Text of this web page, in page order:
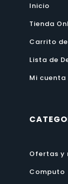
Inicio
Tienda
Carrito
Lista de
Mi cuenta
Ofertas y
Computo